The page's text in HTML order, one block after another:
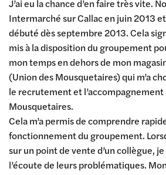
J’ai eu la chance d’en faire très vite.
Intermarché sur Callac en juin 2013
débuté dès septembre 2013. Cela
mis à la disposition du groupement
mon temps en dehors de mon
(Union des Mousquetaires) qui m’a
le recrutement et l’accompagnement
Mousquetaires.
Cela m’a permis de comprendre
fonctionnement du groupement.
sur un point de vente d’un collègue,
l’écoute de leurs problématiques.